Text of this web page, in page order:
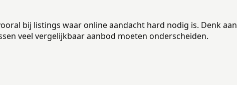
bij listings waar online aandacht hard nodig is. Denk aan
veel vergelijkbaar aanbod moeten onderscheiden.